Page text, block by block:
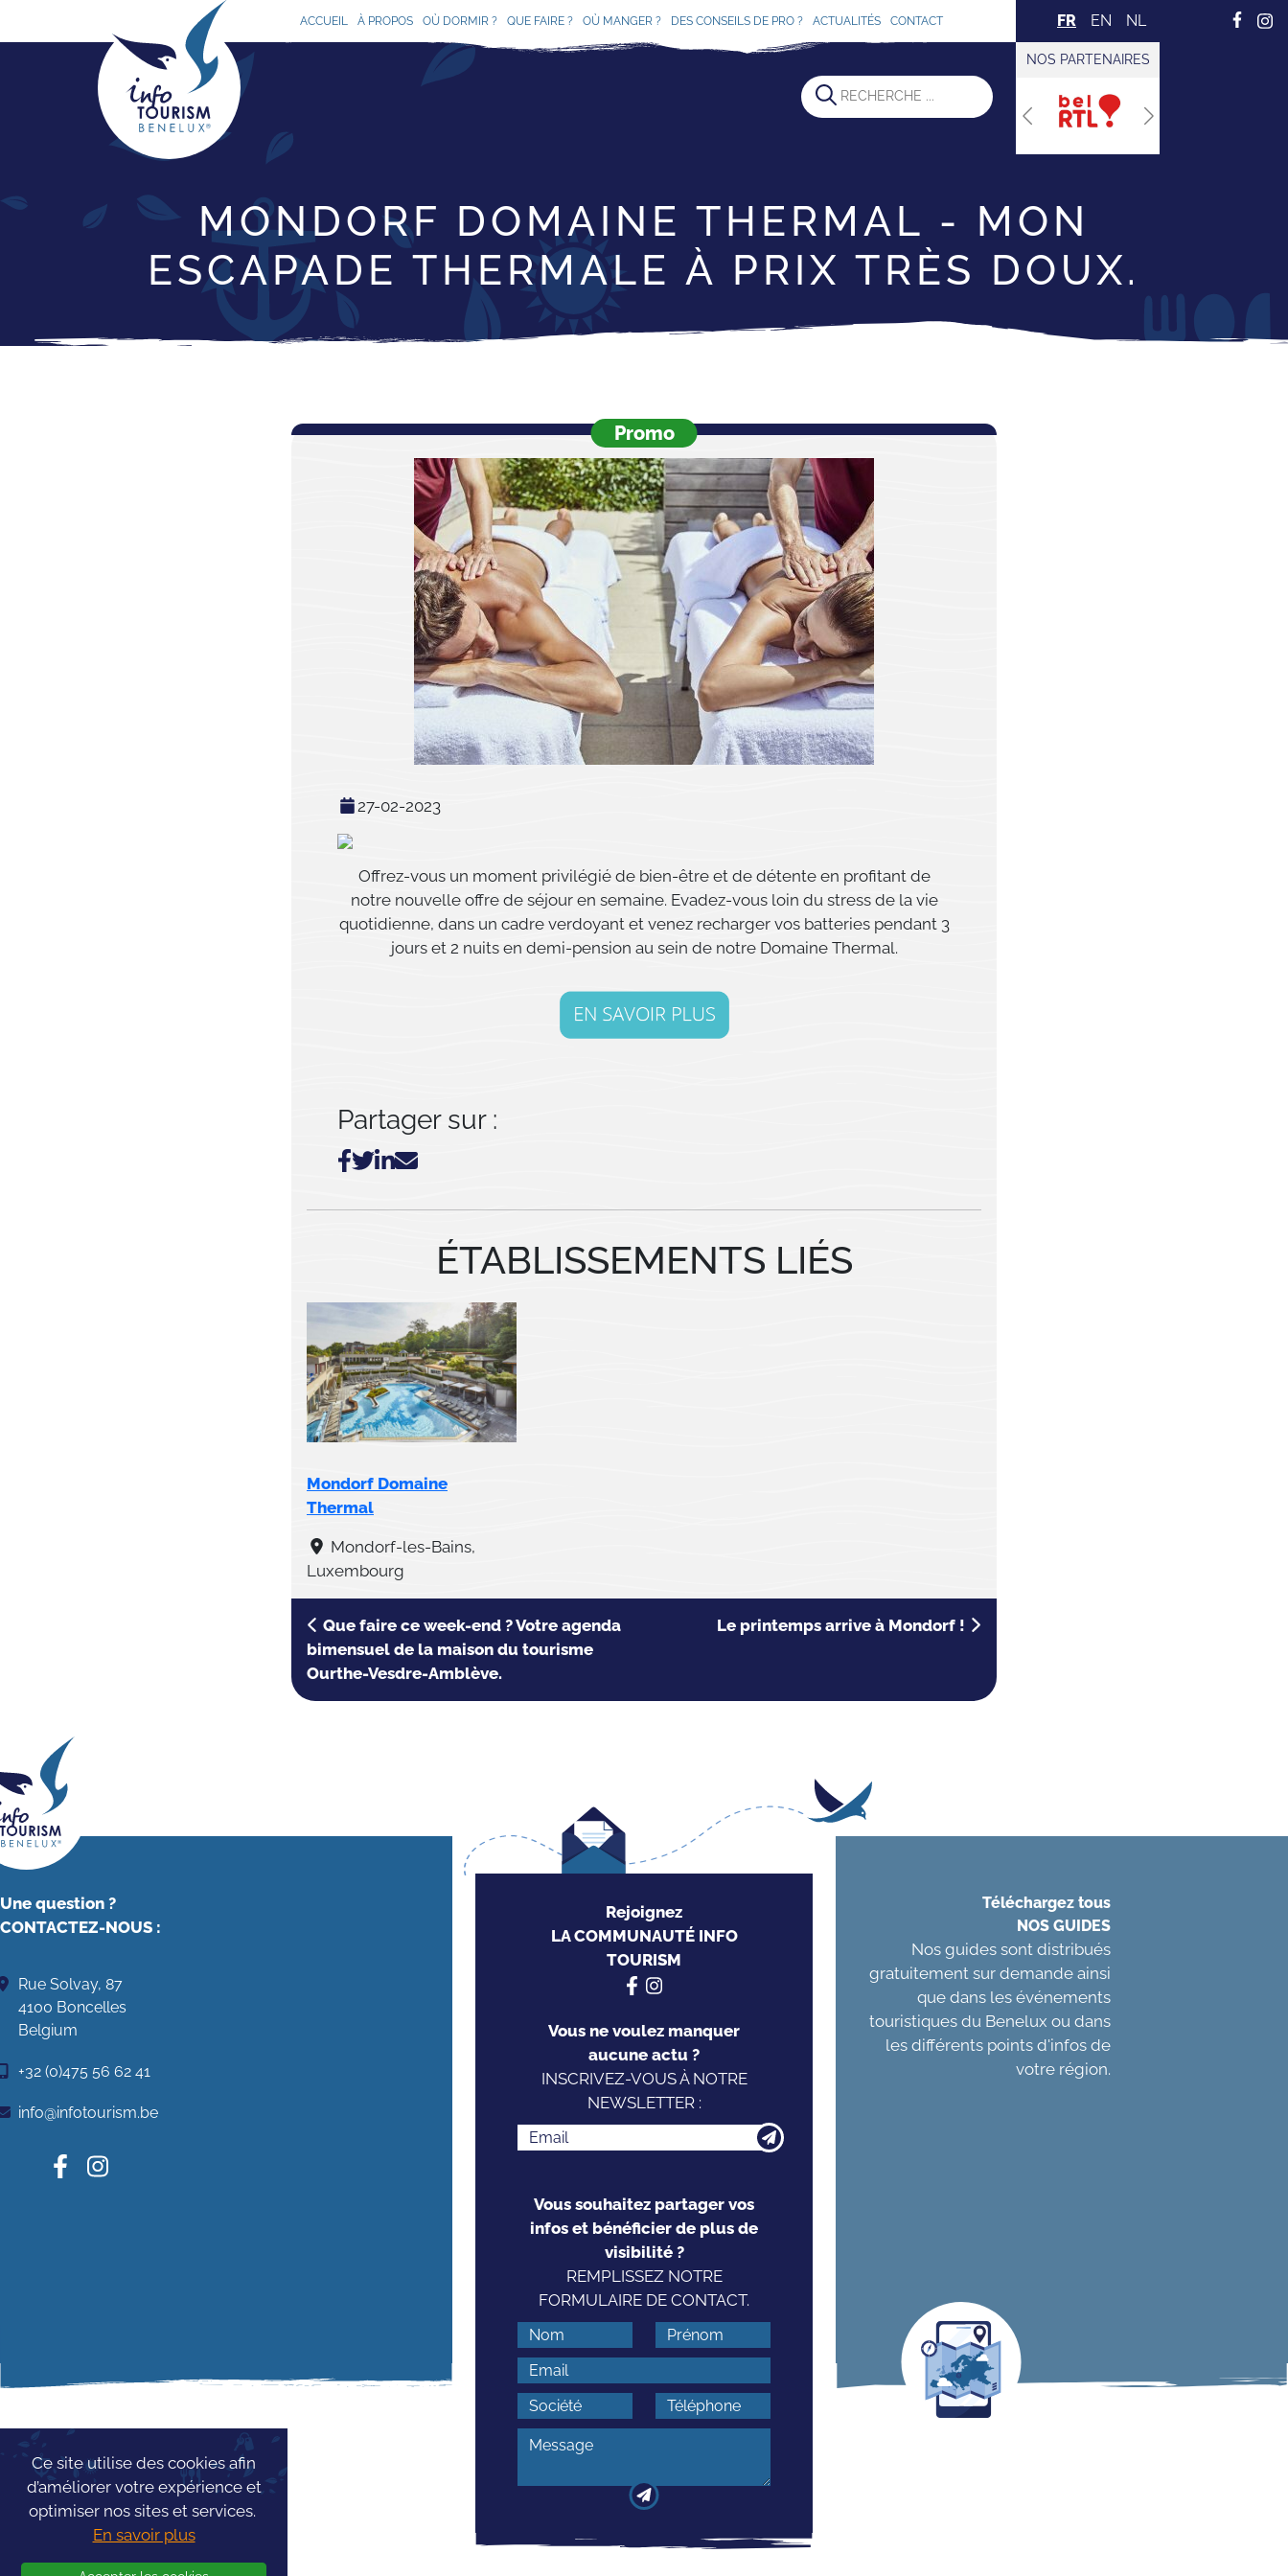
ACCUEIL À PROPOS OÙ DORMIR ? QUE FAIRE ? OÙ MANGER ? DES CONSEILS DE PRO ? ACTUALITÉS CONTACT FR EN NL
NOS PARTENAIRES
Previous Next
MONDORF DOMAINE THERMAL - MON
ESCAPADE THERMALE À PRIX TRÈS DOUX.
Promo
27-02-2023
Offrez-vous un moment privilégié de bien-être et de détente en profitant de
notre nouvelle offre de séjour en semaine. Evadez-vous loin du stress de la vie
quotidienne, dans un cadre verdoyant et venez recharger vos batteries pendant 3
jours et 2 nuits en demi-pension au sein de notre Domaine Thermal.
Partager sur :
ÉTABLISSEMENTS LIÉS
Mondorf Domaine
Thermal
Mondorf-les-Bains,
Luxembourg
Que faire ce week-end ? Votre agenda
bimensuel de la maison du tourisme
Ourthe-Vesdre-Amblève.
Le printemps arrive à Mondorf !
Une question ?
CONTACTEZ-NOUS :
Rue Solvay, 87
4100 Boncelles
Belgium
+32 (0)475 56 62 41
info@infotourism.be
Rejoignez
LA COMMUNAUTÉ INFO
TOURISM
Vous ne voulez manquer
aucune actu ?
INSCRIVEZ-VOUS À NOTRE
NEWSLETTER :
Vous souhaitez partager vos
infos et bénéficier de plus de
visibilité ?
REMPLISSEZ NOTRE
FORMULAIRE DE CONTACT.
Téléchargez tous
NOS GUIDES
Nos guides sont distribués
gratuitement sur demande ainsi
que dans les événements
touristiques du Benelux ou dans
les différents points d'infos de
votre région.
Ce site utilise des cookies afin
d’améliorer votre expérience et
optimiser nos sites et services.
En savoir plus